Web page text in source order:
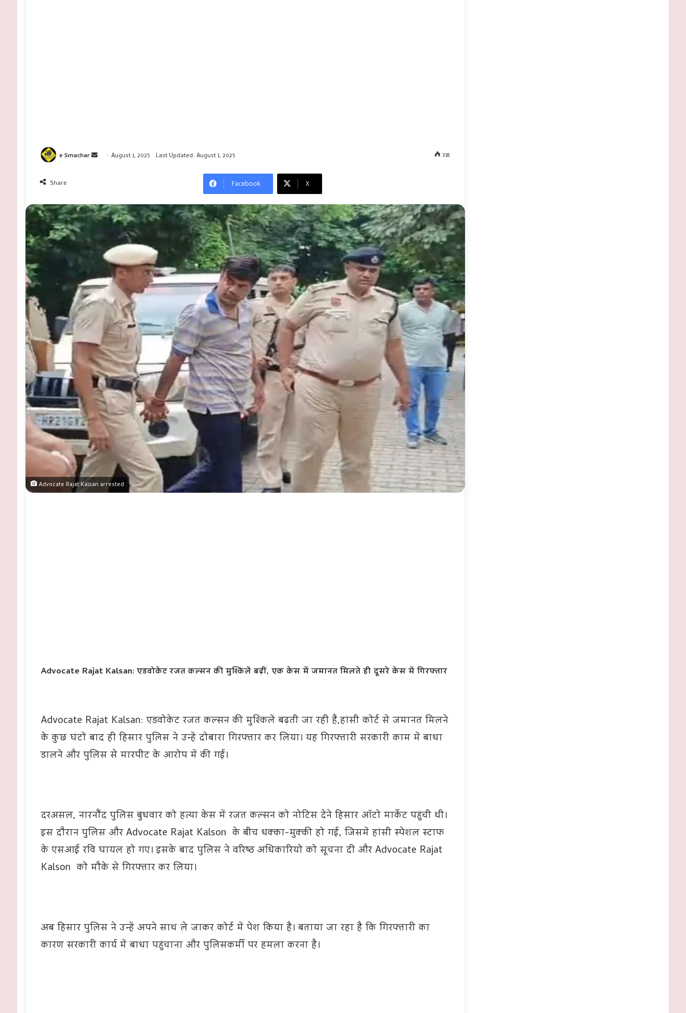
e Smachar
Send August 1, 2025 Last Updated: August 1, 2025 318
Share Facebook X
Advocate Rajat Kalsan arrested
Advocate Rajat Kalsan: एडवोकेट रजत कल्सन की मुश्किलें बढ़ीं, एक केस में जमानत मिलते ही दूसरे केस में गिरफ्तार
Advocate Rajat Kalsan: एडवोकेट रजत कल्सन की मुश्किलें बढ़ती जा रही हैं,हांसी कोर्ट से जमानत मिलने
के कुछ घंटों बाद ही हिसार पुलिस ने उन्हें दोबारा गिरफ्तार कर लिया। यह गिरफ्तारी सरकारी काम में बाधा
डालने और पुलिस से मारपीट के आरोप में की गई।
दरअसल, नारनौंद पुलिस बुधवार को हत्या केस में रजत कल्सन को नोटिस देने हिसार ऑटो मार्केट पहुंची थी।
इस दौरान पुलिस और Advocate Rajat Kalson के बीच धक्का-मुक्की हो गई, जिसमें हांसी स्पेशल स्टाफ
के एसआई रवि घायल हो गए। इसके बाद पुलिस ने वरिष्ठ अधिकारियों को सूचना दी और Advocate Rajat
Kalson को मौके से गिरफ्तार कर लिया।
अब हिसार पुलिस ने उन्हें अपने साथ ले जाकर कोर्ट में पेश किया है। बताया जा रहा है कि गिरफ्तारी का
कारण सरकारी कार्य में बाधा पहुंचाना और पुलिसकर्मी पर हमला करना है।